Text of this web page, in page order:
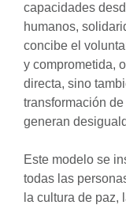
capacidades
humanos,
concibe el
y comprometida,
directa, sino
transformación
generan
Este modelo se
todas las
la cultura de